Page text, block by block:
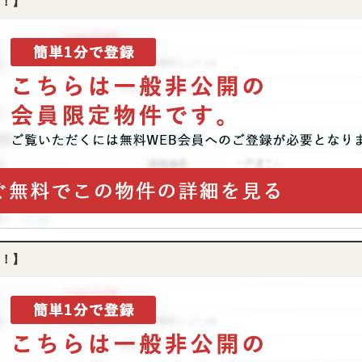
】